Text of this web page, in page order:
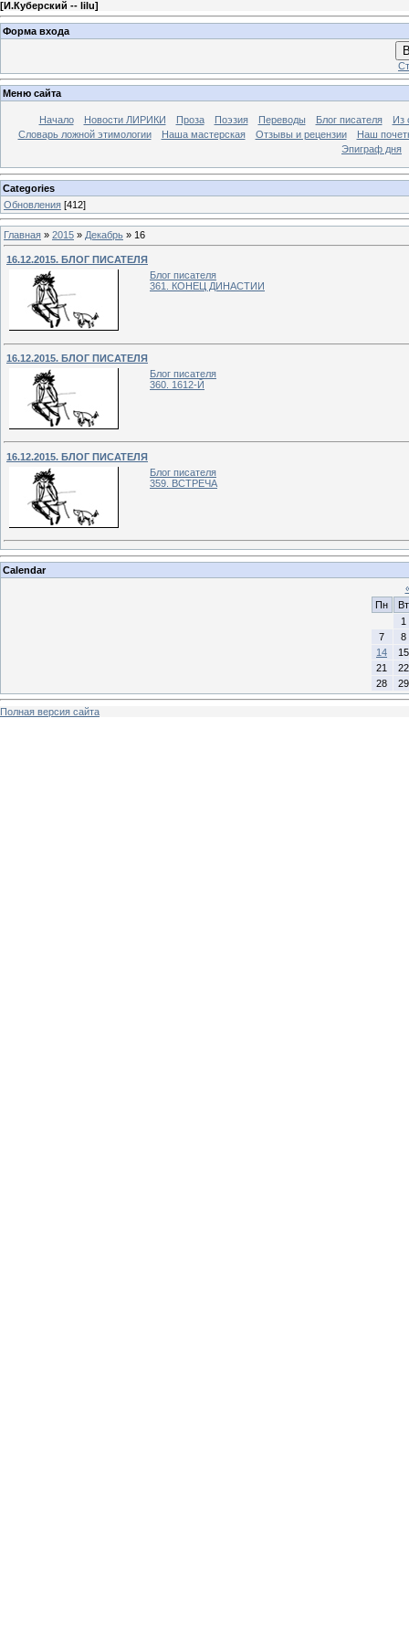
[И.Куберский -- lilu]
Форма входа
Меню сайта
Начало Новости ЛИРИКИ Проза Поэзия Переводы Блог писателя
Из
Словарь ложной этимологии
Наша мастерская Отзывы и рецензии
Наш
Эпиграф дня
Categories
Обновления [412]
Главная » 2015 » Декабрь » 16
16.12.2015. БЛОГ ПИСАТЕЛЯ
Блог писателя
361. КОНЕЦ ДИНАСТИИ
16.12.2015. БЛОГ ПИСАТЕЛЯ
Блог писателя
360. 1612-Й
16.12.2015. БЛОГ ПИСАТЕЛЯ
Блог писателя
359. ВСТРЕЧА
Calendar
Пн
Вт
1
7
8
14
15
21
22
28
29
Полная версия сайта